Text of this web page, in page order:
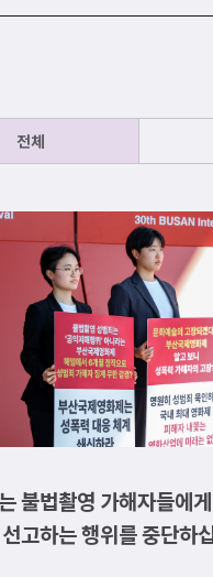
전체
불법촬영 가해자들에
고하는 행위를 중단하